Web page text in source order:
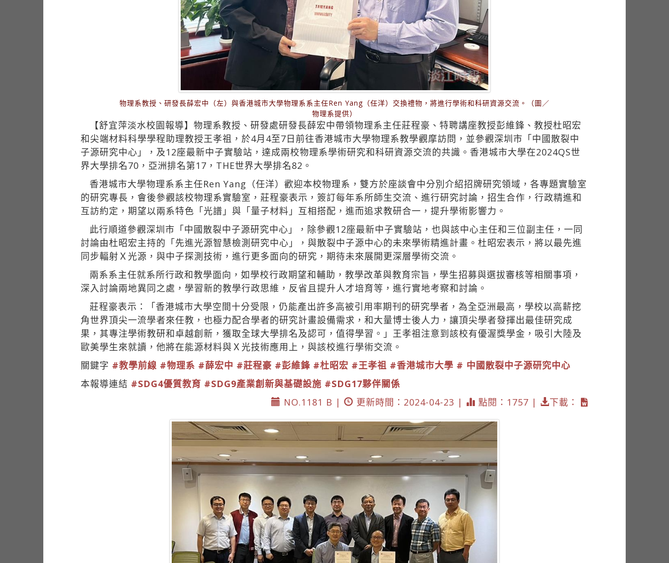
物理系教授、研發長薛宏中（左）與香港城市大學物理系系主任Ren Yang（任洋）交換禮物，將進行學術和科研資源交流。（圖／
物理系提供）
【舒宜萍淡水校園報導】物理系教授、研發處研發長薛宏中帶領物理系主任莊程豪、特聘講座教授彭維鋒、教授杜昭宏
和尖端材料科學學程助理教授王孝祖，於4月4至7日前往香港城市大學物理系教學觀摩訪問，並參觀深圳市「中國散裂中
子源研究中心」，及12座最新中子實驗站，達成兩校物理系學術研究和科研資源交流的共識。香港城市大學在2024QS世
界大學排名70，亞洲排名第17，THE世界大學排名82。
香港城市大學物理系系主任Ren Yang（任洋）歡迎本校物理系，雙方於座談會中分別介紹招牌研究領域，各專題實驗室
的研究專長，會後參觀該校物理系實驗室，莊程豪表示，簽訂每年系所師生交流、進行研究討論，招生合作，行政精進和
互訪約定，期望以兩系特色「光譜」與「量子材料」互相搭配，進而追求教研合一，提升學術影響力。
此行順道參觀深圳市「中國散裂中子源研究中心」，除參觀12座最新中子實驗站，也與該中心主任和三位副主任，一同
討論由杜昭宏主持的「先進光源智慧檢測研究中心」，與散裂中子源中心的未來學術精進計畫。杜昭宏表示，將以最先進
同步輻射Ｘ光源，與中子探測技術，進行更多面向的研究，期待未來展開更深層學術交流。
兩系系主任就系所行政和教學面向，如學校行政期望和輔助，教學改革與教育宗旨，學生招募與選拔審核等相關事項，
深入討論兩地異同之處，學習新的教學行政思維，反省且提升人才培育等，進行實地考察和討論。
莊程豪表示：「香港城市大學空間十分受限，仍能產出許多高被引用率期刊的研究學者，為全亞洲最高，學校以高薪挖
角世界頂尖一流學者來任教，也極力配合學者的研究計畫設備需求，和大量博士後人力，讓頂尖學者發揮出最佳研究成
果，其專注學術教研和卓越創新，獲取全球大學排名及認可，值得學習。」王孝祖注意到該校有優渥獎學金，吸引大陸及
歐美學生來就讀，他將在能源材料與Ｘ光技術應用上，與該校進行學術交流。
關鍵字 #教學前線 #物理系 #薛宏中 #莊程豪 #彭維鋒 #杜昭宏 #王孝祖 #香港城市大學 # 中國散裂中子源研究中心
本報導連結 #SDG4優質教育 #SDG9產業創新與基礎設施 #SDG17夥伴關係
NO.1181 B |
更新時間：2024-04-23 | 點閱：1757 | 下載：